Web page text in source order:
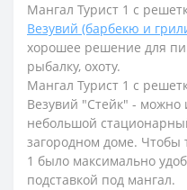
Мангал Турист 1 с
Везувий (барбекю и
хорошее решение для
рыбалку, охоту.
Мангал Турист 1 с
Везувий "Стейк" - можно
небольшой
загородном доме. Чтобы
1 было максимально
подставкой под мангал.